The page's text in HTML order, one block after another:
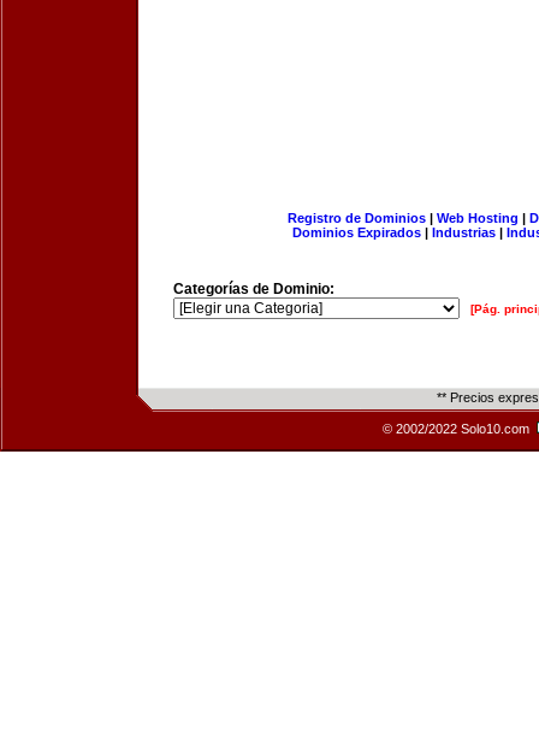
Registro de Dominios| Web Hosting |
Dominios Expirados | Industrias |
Categorías de Dominio:
[Pág.
** Precios
© 2002/2022 Solo10.com